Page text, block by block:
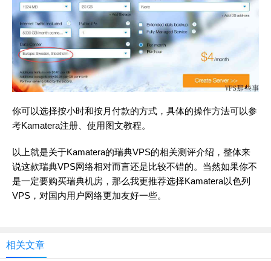
你可以选择按小时和按月付款的方式，具体的操作方法可以参
考Kamatera注册、使用图文教程。
以上就是关于Kamatera的瑞典VPS的相关测评介绍，整体来
说这款瑞典VPS网络相对而言还是比较不错的。当然如果你不
是一定要购买瑞典机房，那么我更推荐选择Kamatera以色列
VPS，对国内用户网络更加友好一些。
相关文章